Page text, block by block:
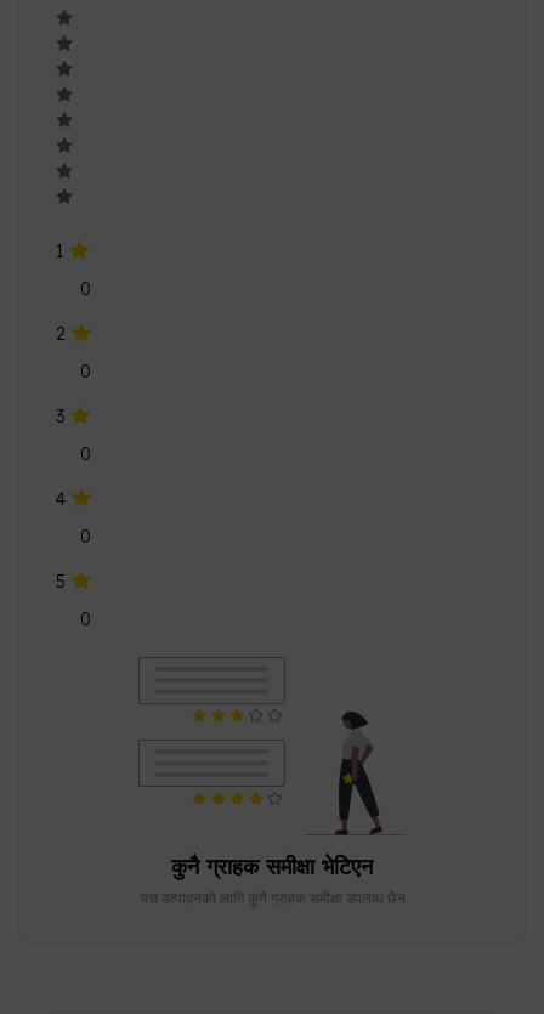
1
0
2
0
3
0
4
0
5
0
कुनै ग्राहक समीक्षा भेटिएन
यस उत्पादनको लागि कुनै ग्राहक समीक्षा उपलब्ध छैन